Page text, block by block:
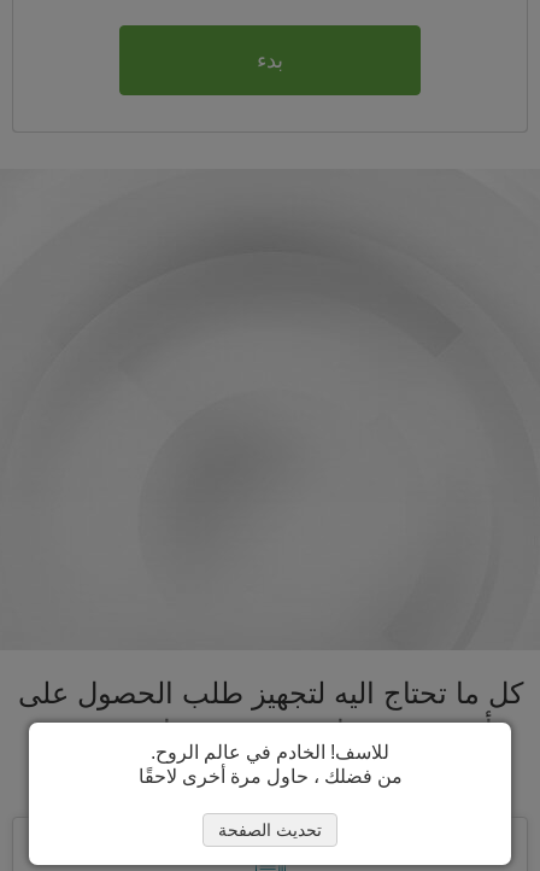
بدء
كل ما تحتاج اليه لتجهيز طلب الحصول على
تأشيرة برمودا تحت سقف واحد. تسريع
عملية الحصول على تأشيرة برمودا
للاسف! الخادم في عالم الروح.
من فضلك ، حاول مرة أخرى لاحقًا
تحديث الصفحة